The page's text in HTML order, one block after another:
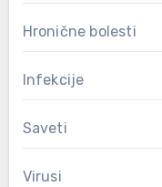
Hronične bolesti
Infekcije
Saveti
Virusi